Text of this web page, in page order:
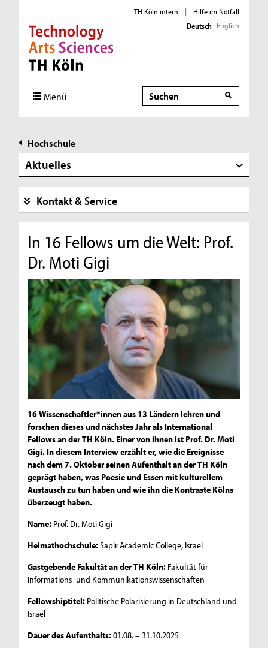
Direkt zur Hauptnavigation
Direkt zur Subnavigation
Direkt zum Inhalt
Direkt zum Fußbereich
TH Köln intern |
Hilfe im Notfall
Deutsch English
Menü Suche
Hochschule
Aktuelles
Kontakt & Service
In 16 Fellows um die Welt: Prof.
Dr. Moti Gigi
16 Wissenschaftler*innen aus 13 Ländern lehren und
forschen dieses und nächstes Jahr als International
Fellows an der TH Köln. Einer von ihnen ist Prof. Dr. Moti
Gigi. In diesem Interview erzählt er, wie die Ereignisse
nach dem 7. Oktober seinen Aufenthalt an der TH Köln
geprägt haben, was Poesie und Essen mit kulturellem
Austausch zu tun haben und wie ihn die Kontraste Kölns
überzeugt haben.
Name: Prof. Dr. Moti Gigi
Heimathochschule:Sapir Academic College, Israel
Gastgebende Fakultät an der TH Köln: Fakultät für
Informations- und Kommunikationswissenschaften
Fellowshiptitel: Politische Polarisierung in Deutschland und
Israel
Dauer des Aufenthalts:01.08. – 31.10.2025